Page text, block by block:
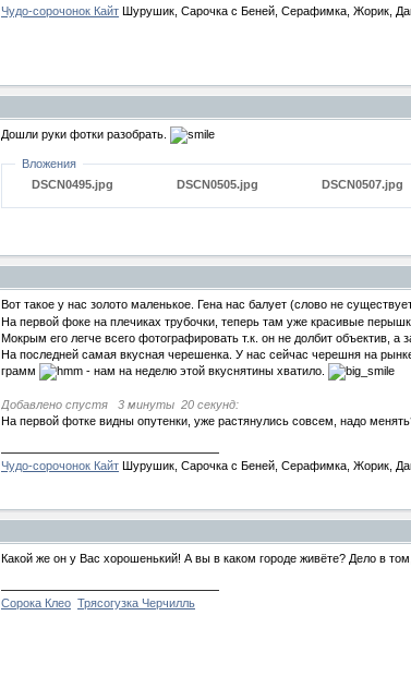
Чудо-сорочонок Кайт Шурушик, Сарочка с Беней, Серафимка, Жорик,
Дошли руки фотки разобрать.
Вложения
DSCN0495.jpg
DSCN0505.jpg DSCN0507.jpg
Вот такое у нас золото маленькое. Гена нас балует (слово не
На первой фоке на плечиках трубочки, теперь там уже красивые
Мокрым его легче всего фотографировать т.к. он не долбит объектив, а
На последней самая вкусная черешенка. У нас сейчас черешня на
грамм
- нам на неделю этой вкуснятины хватило.
Добавлено спустя 3 минуты 20 секунд:
На первой фотке видны опутенки, уже растянулись совсем, надо
Чудо-сорочонок Кайт Шурушик, Сарочка с Беней, Серафимка, Жорик,
Какой же он у Вас хорошенький! А вы в каком городе живёте? Дело в
Сорока Клео Трясогузка Черчилль